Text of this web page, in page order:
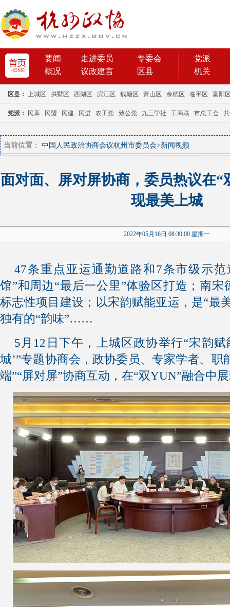
当前位置： 中国人民政治协商会议杭州市委员会>新闻视频
面对面、屏对屏协商，委员热议在“
现最美上城
2022年05月16日 08:30:00 星期一
47条重点亚运通勤道路和7条市级示
馆”和周边“最后一公里”体验区打造；南宋
标志性项目建设；以宋韵赋能亚运，是“最
独有的“韵味”……
5月12日下午，上城区政协举行“宋韵
城’”专题协商会，政协委员、专家学者、职
端”“屏对屏”协商互动，在“双YUN”融合中